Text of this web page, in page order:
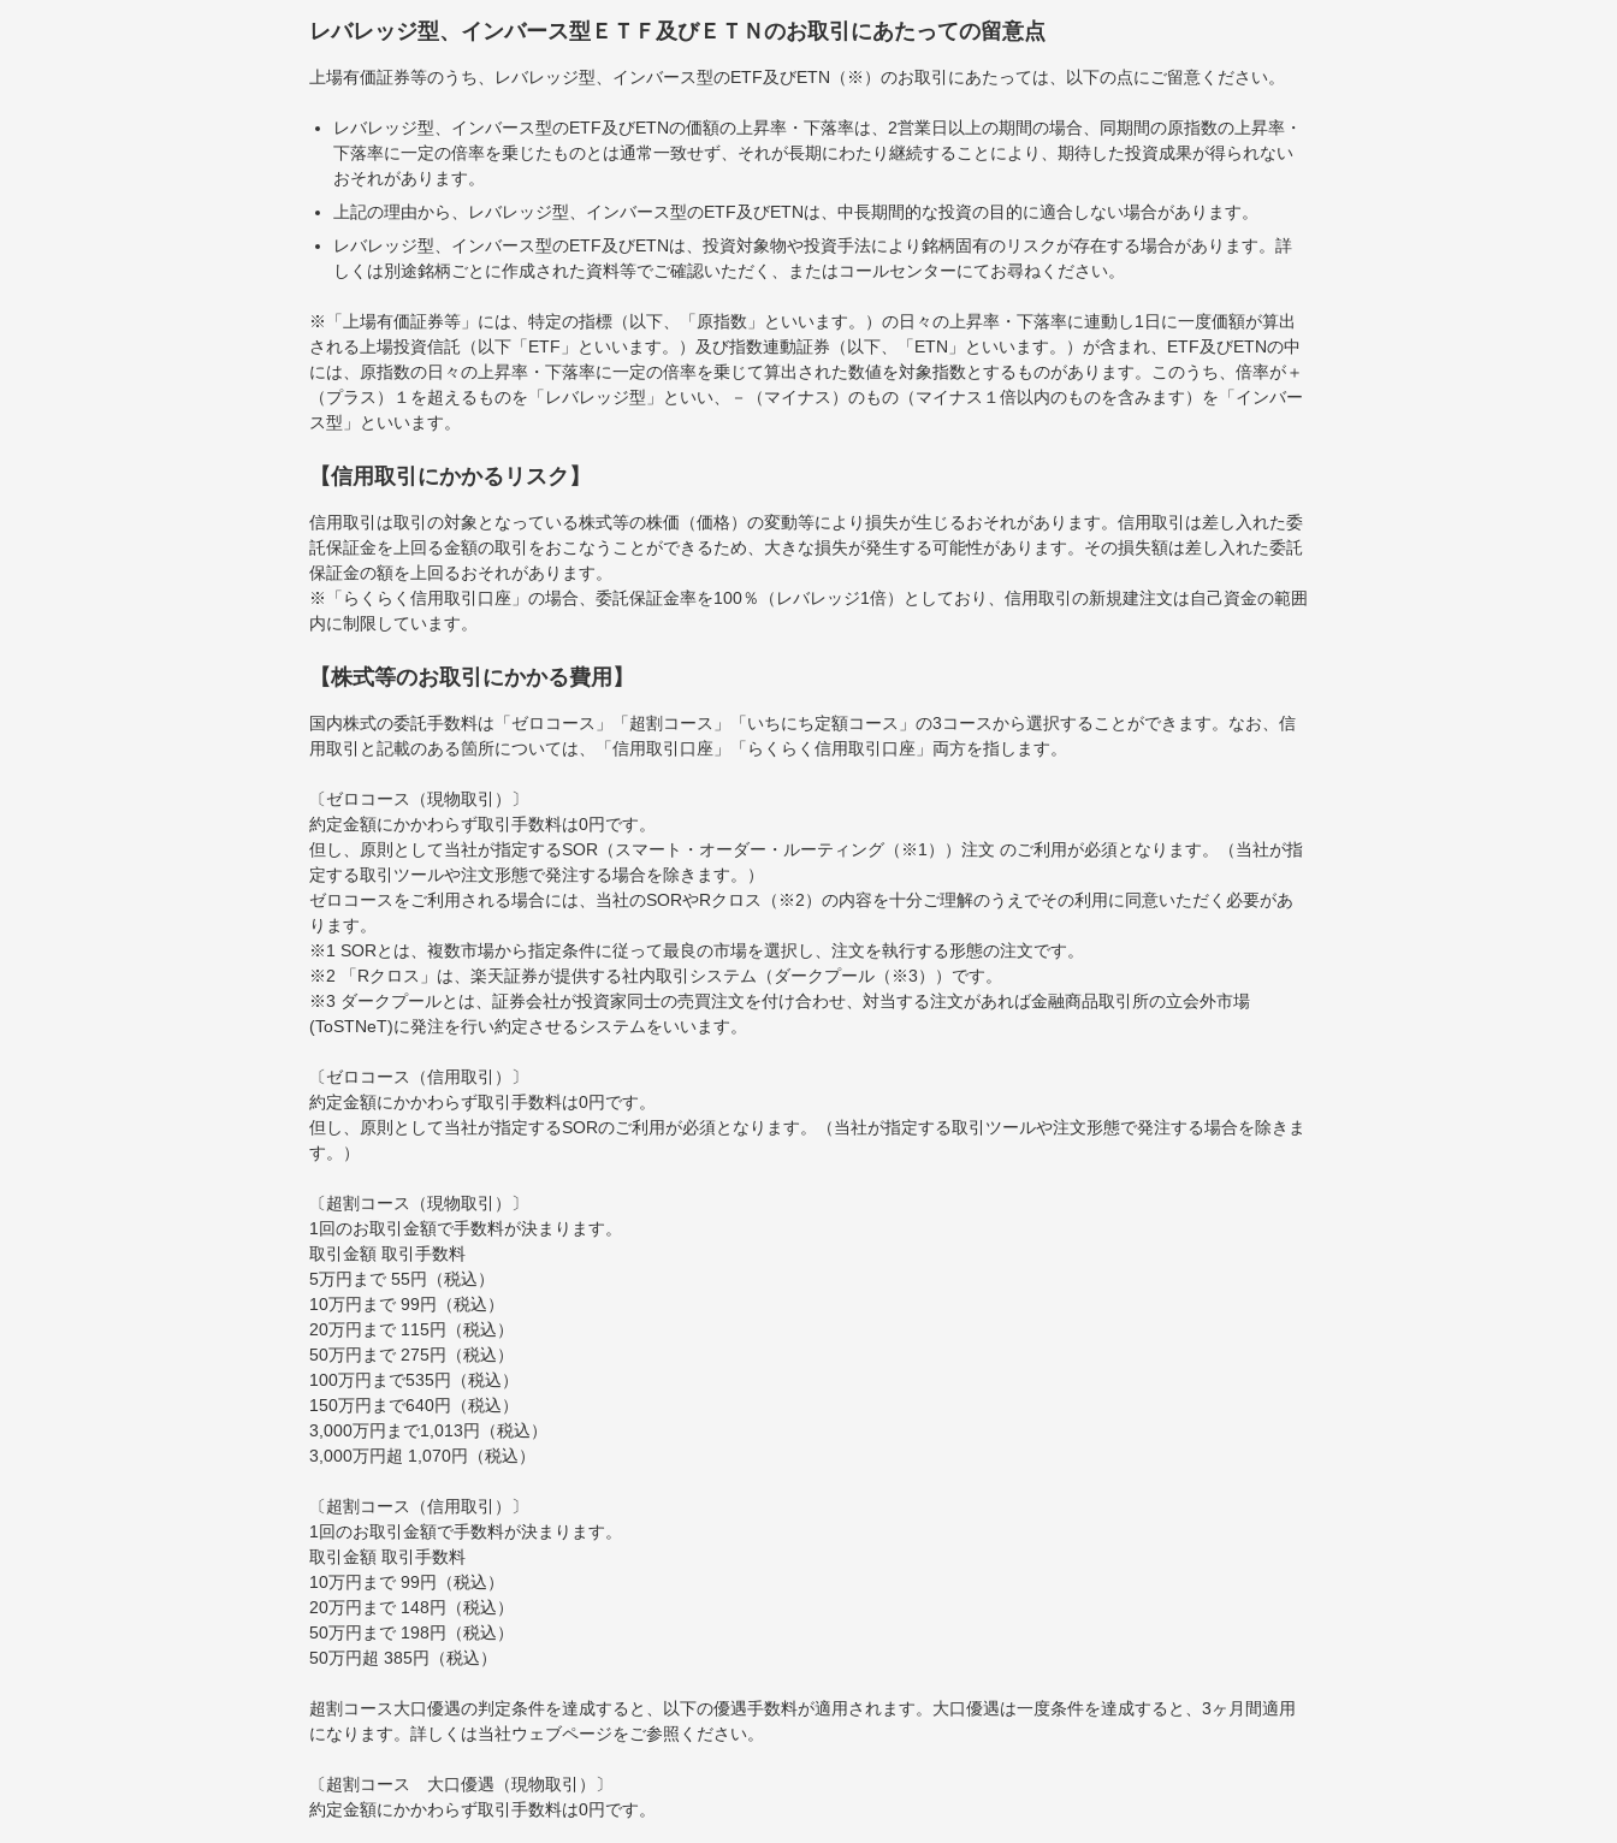
レバレッジ型、インバース型ＥＴＦ及びＥＴＮのお取引にあたっての留意点
上場有価証券等のうち、レバレッジ型、インバース型のETF及びETN（※）のお取引にあたっては、以下の点にご留意ください。
レバレッジ型、インバース型のETF及びETNの価額の上昇率・下落率は、2営業日以上の期間の場合、同期間の原指数の上昇率・
下落率に一定の倍率を乗じたものとは通常一致せず、それが長期にわたり継続することにより、期待した投資成果が得られない
おそれがあります。
上記の理由から、レバレッジ型、インバース型のETF及びETNは、中長期間的な投資の目的に適合しない場合があります。
レバレッジ型、インバース型のETF及びETNは、投資対象物や投資手法により銘柄固有のリスクが存在する場合があります。詳
しくは別途銘柄ごとに作成された資料等でご確認いただく、またはコールセンターにてお尋ねください。
※「上場有価証券等」には、特定の指標（以下、「原指数」といいます。）の日々の上昇率・下落率に連動し1日に一度価額が算出
される上場投資信託（以下「ETF」といいます。）及び指数連動証券（以下、「ETN」といいます。）が含まれ、ETF及びETNの中
には、原指数の日々の上昇率・下落率に一定の倍率を乗じて算出された数値を対象指数とするものがあります。このうち、倍率が＋
（プラス）１を超えるものを「レバレッジ型」といい、－（マイナス）のもの（マイナス１倍以内のものを含みます）を「インバー
ス型」といいます。
【信用取引にかかるリスク】
信用取引は取引の対象となっている株式等の株価（価格）の変動等により損失が生じるおそれがあります。信用取引は差し入れた委
託保証金を上回る金額の取引をおこなうことができるため、大きな損失が発生する可能性があります。その損失額は差し入れた委託
保証金の額を上回るおそれがあります。
※「らくらく信用取引口座」の場合、委託保証金率を100％（レバレッジ1倍）としており、信用取引の新規建注文は自己資金の範囲
内に制限しています。
【株式等のお取引にかかる費用】
国内株式の委託手数料は「ゼロコース」「超割コース」「いちにち定額コース」の3コースから選択することができます。なお、信
用取引と記載のある箇所については、「信用取引口座」「らくらく信用取引口座」両方を指します。
〔ゼロコース（現物取引）〕
約定金額にかかわらず取引手数料は0円です。
但し、原則として当社が指定するSOR（スマート・オーダー・ルーティング（※1））注文 のご利用が必須となります。（当社が指
定する取引ツールや注文形態で発注する場合を除きます。）
ゼロコースをご利用される場合には、当社のSORやRクロス（※2）の内容を十分ご理解のうえでその利用に同意いただく必要があ
ります。
※1 SORとは、複数市場から指定条件に従って最良の市場を選択し、注文を執行する形態の注文です。
※2 「Rクロス」は、楽天証券が提供する社内取引システム（ダークプール（※3））です。
※3 ダークプールとは、証券会社が投資家同士の売買注文を付け合わせ、対当する注文があれば金融商品取引所の立会外市場
(ToSTNeT)に発注を行い約定させるシステムをいいます。
〔ゼロコース（信用取引）〕
約定金額にかかわらず取引手数料は0円です。
但し、原則として当社が指定するSORのご利用が必須となります。（当社が指定する取引ツールや注文形態で発注する場合を除きま
す。）
〔超割コース（現物取引）〕
1回のお取引金額で手数料が決まります。
取引金額 取引手数料
5万円まで 55円（税込）
10万円まで 99円（税込）
20万円まで 115円（税込）
50万円まで 275円（税込）
100万円まで535円（税込）
150万円まで640円（税込）
3,000万円まで1,013円（税込）
3,000万円超 1,070円（税込）
〔超割コース（信用取引）〕
1回のお取引金額で手数料が決まります。
取引金額 取引手数料
10万円まで 99円（税込）
20万円まで 148円（税込）
50万円まで 198円（税込）
50万円超 385円（税込）
超割コース大口優遇の判定条件を達成すると、以下の優遇手数料が適用されます。大口優遇は一度条件を達成すると、3ヶ月間適用
になります。詳しくは当社ウェブページをご参照ください。
〔超割コース 大口優遇（現物取引）〕
約定金額にかかわらず取引手数料は0円です。